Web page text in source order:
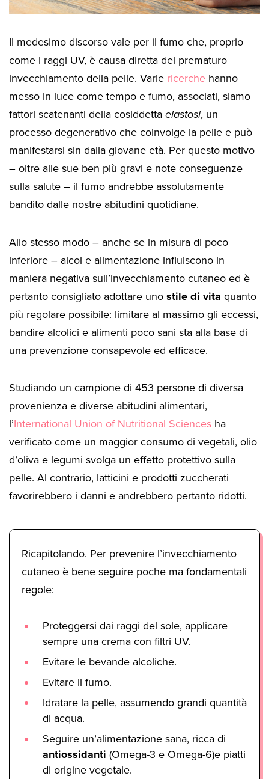
Il medesimo discorso vale per il fumo che, proprio
come i raggi UV, è causa diretta del prematuro
invecchiamento della pelle. Varie ricerche hanno
messo in luce come tempo e fumo, associati, siamo
fattori scatenanti della cosiddettaelastosi, un
processo degenerativo che coinvolge la pelle e può
manifestarsi sin dalla giovane età. Per questo motivo
– oltre alle sue ben più gravi e note conseguenze
sulla salute – il fumo andrebbe assolutamente
bandito dalle nostre abitudini quotidiane.
Allo stesso modo – anche se in misura di poco
inferiore – alcol e alimentazione influiscono in
maniera negativa sull’invecchiamento cutaneo ed è
pertanto consigliato adottare unostile di vita quanto
più regolare possibile: limitare al massimo gli eccessi,
bandire alcolici e alimenti poco sani sta alla base di
una prevenzione consapevole ed efficace.
Studiando un campione di 453 persone di diversa
provenienza e diverse abitudini alimentari,
l’International Union of Nutritional Sciences ha
verificato come un maggior consumo di vegetali, olio
d’oliva e legumi svolga un effetto protettivo sulla
pelle. Al contrario, latticini e prodotti zuccherati
favorirebbero i danni e andrebbero pertanto ridotti.
Ricapitolando. Per prevenire l’invecchiamento
cutaneo è bene seguire poche ma fondamentali
regole:
Proteggersi dai raggi del sole, applicare
sempre una crema con filtri UV.
Evitare le bevande alcoliche.
Evitare il fumo.
Idratare la pelle, assumendo grandi quantità
di acqua.
Seguire un’alimentazione sana, ricca di
antiossidanti (Omega-3 e Omega-6)e piatti
di origine vegetale.